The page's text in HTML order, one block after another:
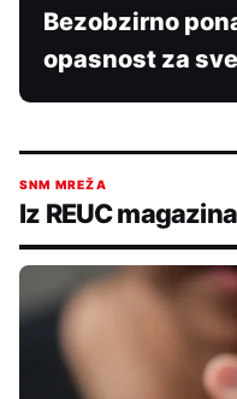
Bezobzirno
opasnost za
SNM MREŽA
Iz REUC magazina